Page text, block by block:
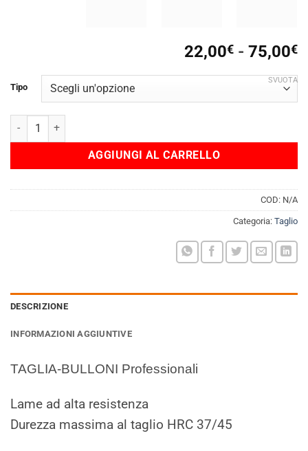
22,00€ - 75,00€
Tipo
SVUOTA
Taglia-bulloni-ferro-cesoia-tronchese-professionale-HIT-GS-TUV
AGGIUNGI AL CARRELLO
COD: N/A
Categoria: Taglio
DESCRIZIONE
INFORMAZIONI AGGIUNTIVE
TAGLIA-BULLONI Professionali
Lame ad alta resistenza
Durezza massima al taglio HRC 37/45